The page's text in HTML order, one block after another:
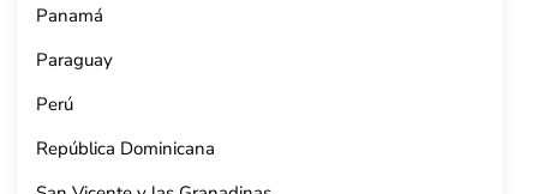
Panamá
Paraguay
Perú
República Dominicana